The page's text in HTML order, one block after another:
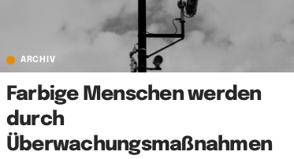
ARCHIV
Farbige Menschen werden
durch
Überwachungsmaßnahmen